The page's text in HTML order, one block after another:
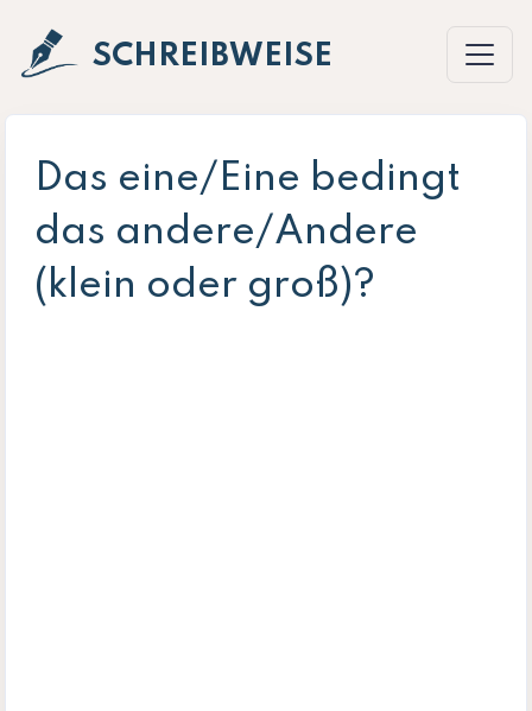
SCHREIBWEISE
Das eine/Eine bedingt
das andere/Andere
(klein oder groß)?